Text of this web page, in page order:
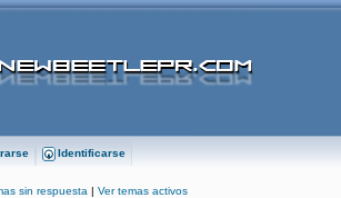
Identificarse
sin respuesta | Ver temas activos